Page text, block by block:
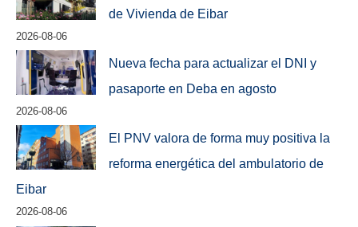
de Vivienda de Eibar
2026-08-06
Nueva fecha para actualizar el DNI y
pasaporte en Deba en agosto
2026-08-06
El PNV valora de forma muy positiva la
reforma energética del ambulatorio de
Eibar
2026-08-06